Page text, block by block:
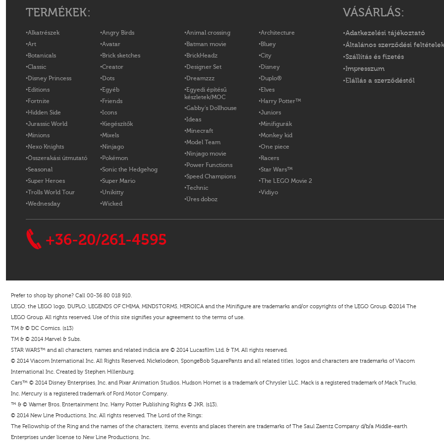
TERMÉKEK:
Alkatrészek
Art
Botanicals
Classic
Disney Princess
Editions
Fortnite
Hidden Side
Jurassic World
Minions
Nexo Knights
Összerakási útmutató
Seasonal
Super Heroes
Trolls World Tour
Wednesday
Angry Birds
Avatar
Brick sketches
Creator
Dots
Egyéb
Friends
Icons
Kiegészítők
Mixels
Ninjago
Pokémon
Sonic the Hedgehog
Super Mario
Unikitty
Wicked
Animal crossing
Batman movie
BrickHeadz
Designer Set
Dreamzzz
Egyedi építésű
készletek/MOC
Gabby's Dollhouse
Ideas
Minecraft
Model Team
Ninjago movie
Power Functions
Speed Champions
Technic
Üres doboz
Architecture
Bluey
City
Disney
Duplo®
Elves
Harry Potter™
Juniors
Minifigurák
Monkey kid
One piece
Racers
Star Wars™
The LEGO Movie 2
Vidiyo
VÁSÁRLÁS:
Adatkezelési tájékoztató
Általános szerződési feltételek
Szállítás és fizetés
Impresszum
Elállás a szerződéstől
+36-20/261-4595
Prefer to shop by phone? Call 00-36 80 018 910.
LEGO, the LEGO logo, DUPLO, LEGENDS OF CHIMA, MINDSTORMS, HEROICA and the Minifigure are trademarks and/or copyrights of the LEGO Group. ©2014 The
LEGO Group. All rights reserved. Use of this site signifies your agreement to the terms of use.
TM & © DC Comics. (s13)
TM & © 2014 Marvel & Subs.
STAR WARS™ and all characters, names and related indicia are © 2014 Lucasfilm Ltd. & TM. All rights reserved.
© 2014 Viacom International Inc. All Rights Reserved. Nickelodeon, SpongeBob SquarePants and all related titles, logos and characters are trademarks of Viacom
International Inc. Created by Stephen Hillenburg.
Cars™ © 2014 Disney Enterprises, Inc. and Pixar Animation Studios. Hudson Hornet is a trademark of Chrysler LLC. Mack is a registered trademark of Mack Trucks,
Inc. Mercury is a registered trademark of Ford Motor Company.
™ & © Warner Bros. Entertainment Inc. Harry Potter Publishing Rights © JKR. (s13).
© 2014 New Line Productions, Inc. All rights reserved. The Lord of the Rings:
The Fellowship of the Ring and the names of the characters, items, events and places therein are trademarks of The Saul Zaentz Company d/b/a Middle-earth
Enterprises under license to New Line Productions, Inc.